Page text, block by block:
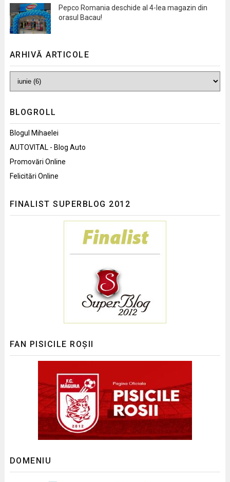
Pepco Romania deschide al 4-lea magazin din
orasul Bacau!
ARHIVĂ ARTICOLE
BLOGROLL
Blogul Mihaelei
AUTOVITAL - Blog Auto
Promovări Online
Felicitări Online
FINALIST SUPERBLOG 2012
FAN PISICILE ROȘII
DOMENIU